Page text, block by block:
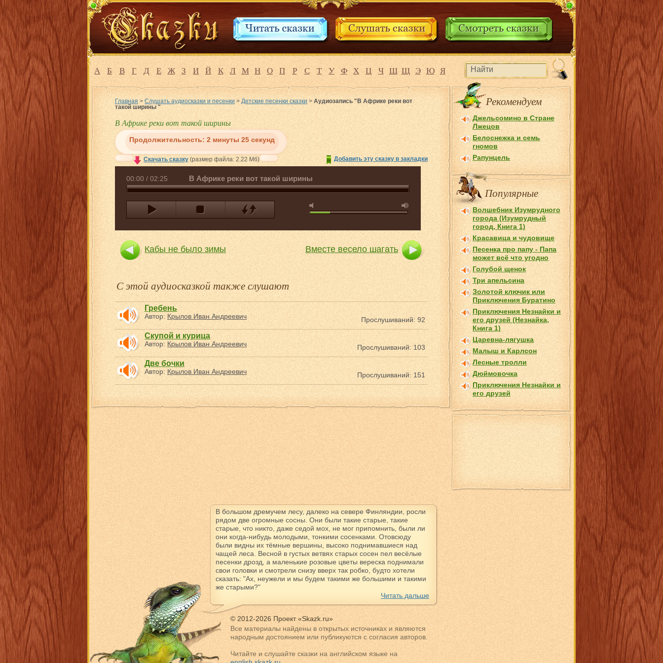
А Б В Г Д Е Ж З И Й К Л М Н О П Р С Т У Ф Х Ц Ч Ш Щ Э Ю Я
Рекомендуем
Джельсомино в Стране
Лжецов
Белоснежка и семь
гномов
Рапунцель
Популярные
Волшебник Изумрудного
города (Изумрудный
город, Книга 1)
Красавица и чудовище
Песенка про папу - Папа
может всё что угодно
Голубой щенок
Три апельсина
Золотой ключик или
Приключения Буратино
Приключения Незнайки и
его друзей (Незнайка,
Книга 1)
Царевна-лягушка
Малыш и Карлсон
Лесные тролли
Дюймовочка
Приключения Незнайки и
его друзей
Главная >Слушать аудиосказки и песенки>Детские песенки сказки>Аудиозапись "В Африке реки вот
такой ширины "
В Африке реки вот такой ширины
Продолжительность: 2 минуты 25 секунд
Скачать сказку(размер файла: 2.22 Мб) Добавить эту сказку в закладки
00:00 / 02:25 В Африке реки вот такой ширины
Кабы не было зимы Вместе весело шагать
С этой аудиосказкой также слушают
Гребень
Автор:Крылов Иван Андреевич Прослушиваний: 92
Скупой и курица
Автор:Крылов Иван Андреевич Прослушиваний: 103
Две бочки
Автор:Крылов Иван Андреевич Прослушиваний: 151
В большом дремучем лесу, далеко на севере Финляндии, росли
рядом две огромные сосны. Они были такие старые, такие
старые, что никто, даже седой мох, не мог припомнить, были ли
они когда-нибудь молодыми, тонкими сосенками. Отовсюду
были видны их тёмные вершины, высоко поднимавшиеся над
чащей леса. Весной в густых ветвях старых сосен пел весёлые
песенки дрозд, а маленькие розовые цветы вереска поднимали
свои головки и смотрели снизу вверх так робко, будто хотели
сказать: "Ах, неужели и мы будем такими же большими и такими
же старыми?"
Читать дальше
© 2012-2026 Проект «Skazk.ru»
Все материалы найдены в открытых источниках и являются
народным достоянием или публикуются с согласия авторов.
Читайте и слушайте сказки на английском языке на